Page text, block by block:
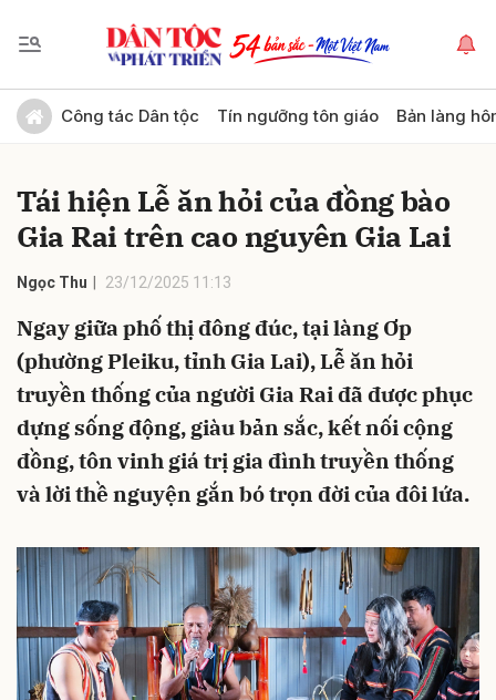
Công tác Dân tộc Tín ngưỡng tôn giáo Bản làng
Tái hiện Lễ ăn hỏi của đồng bào
Gia Rai trên cao nguyên Gia Lai
Ngọc Thu 23/12/2025 11:13
Ngay giữa phố thị đông đúc, tại làng Ơp
(phường Pleiku, tỉnh Gia Lai), Lễ ăn hỏi
truyền thống của người Gia Rai đã được phục
dựng sống động, giàu bản sắc, kết nối cộng
đồng, tôn vinh giá trị gia đình truyền thống
và lời thề nguyện gắn bó trọn đời của đôi lứa.
Gửi bình luận
Hủy